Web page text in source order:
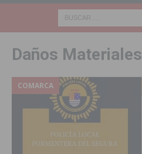
Daños Materiales
COMARCA